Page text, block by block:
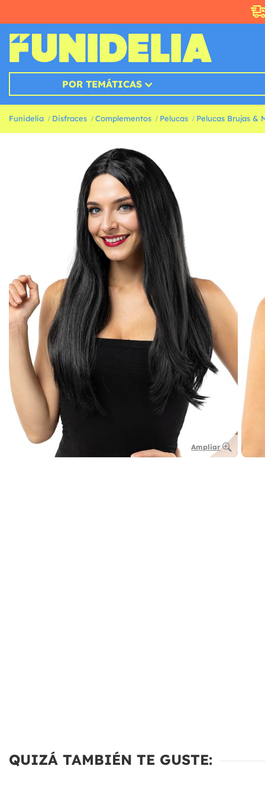
POR TEMÁTICAS
Funidelia Disfraces Complementos Pelucas Pelucas Brujas &
Ampliar
QUIZÁ TAMBIÉN TE GUSTE: